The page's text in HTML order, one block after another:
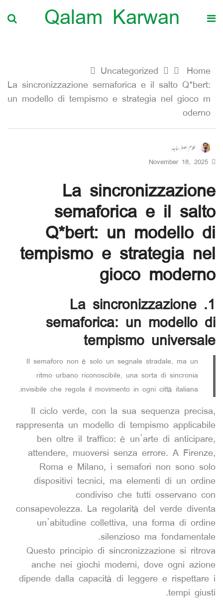
Qalam Karwan
Home
Uncategorized
La sincronizzazione semaforica e il salto Q*bert:
un modello di tempismo e strategia nel gioco m
oderno
غلام اصغر ساجد
November 18, 2025
La sincronizzazione
semaforica e il salto
Q*bert: un modello di
tempismo e strategia nel
gioco moderno
1. La sincronizzazione
semaforica: un modello di
tempismo universale
Il semaforo non è solo un segnale stradale, ma un
ritmo urbano riconoscibile, una sorta di sincronia
invisibile che regola il movimento in ogni città italiana.
Il ciclo verde, con la sua sequenza precisa,
rappresenta un modello di tempismo applicabile
ben oltre il traffico: è un’arte di anticipare,
attendere, muoversi senza errore. A Firenze,
Roma e Milano, i semafori non sono solo
dispositivi tecnici, ma elementi di un ordine
condiviso che tutti osservano con
consapevolezza. La regolarità del verde diventa
un’abitudine collettiva, una forma di ordine
silenzioso ma fondamentale.
Questo principio di sincronizzazione si ritrova
anche nei giochi moderni, dove ogni azione
dipende dalla capacità di leggere e rispettare i
tempi giusti.